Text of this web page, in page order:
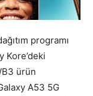
programı
Kore’deki
ürün
A53 5G